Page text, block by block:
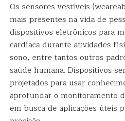
Os sensores vestíveis
mais presentes na vida de
dispositivos eletrônicos para
cardíaca durante atividades
sono, entre tantos outros
saúde humana. Dispositivos
projetados para usar
aprofundar o monitoramento
em busca de aplicações úteis